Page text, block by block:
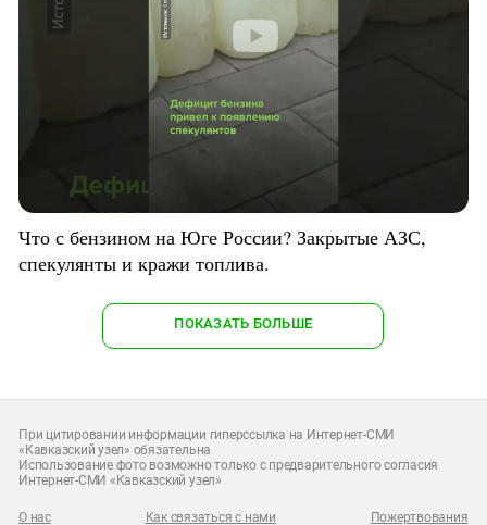
Что с бензином на Юге России? Закрытые АЗС,
спекулянты и кражи топлива.
ПОКАЗАТЬ БОЛЬШЕ
При цитировании информации гиперссылка на Интернет-СМИ
«Кавказский узел» обязательна
Использование фото возможно только с предварительного согласия
Интернет-СМИ «Кавказский узел»
О нас Как связаться с нами Пожертвования